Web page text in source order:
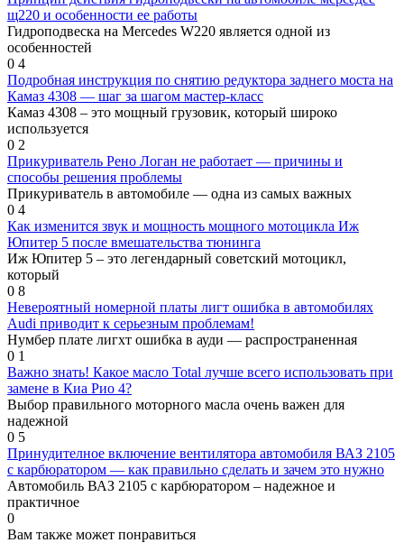
щ220 и особенности ее работы
Гидроподвеска на Mercedes W220 является одной из
особенностей
0 4
Подробная инструкция по снятию редуктора заднего моста на
Камаз 4308 — шаг за шагом мастер-класс
Камаз 4308 – это мощный грузовик, который широко
используется
0 2
Прикуриватель Рено Логан не работает — причины и
способы решения проблемы
Прикуриватель в автомобиле — одна из самых важных
0 4
Как изменится звук и мощность мощного мотоцикла Иж
Юпитер 5 после вмешательства тюнинга
Иж Юпитер 5 – это легендарный советский мотоцикл,
который
0 8
Невероятный номерной платы лигт ошибка в автомобилях
Audi приводит к серьезным проблемам!
Нумбер плате лигхт ошибка в ауди — распространенная
0 1
Важно знать! Какое масло Total лучше всего использовать при
замене в Киа Рио 4?
Выбор правильного моторного масла очень важен для
надежной
0 5
Принудителное включение вентилятора автомобиля ВАЗ 2105
с карбюратором — как правильно сделать и зачем это нужно
Автомобиль ВАЗ 2105 с карбюратором – надежное и
практичное
0
Вам также может понравиться